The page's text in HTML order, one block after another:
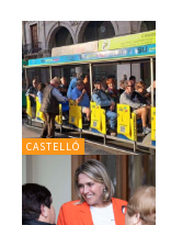
CASTELLÓ